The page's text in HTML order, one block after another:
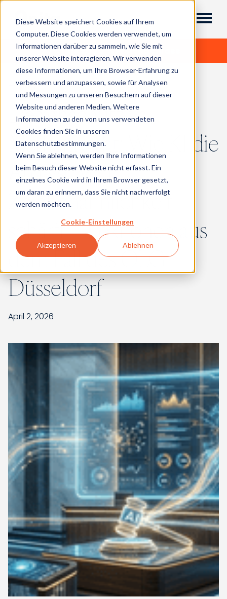
Diese Website speichert Cookies auf Ihrem
Computer. Diese Cookies werden verwendet, um
Informationen darüber zu sammeln, wie Sie mit
unserer Website interagieren. Wir verwenden
diese Informationen, um Ihre Browser-Erfahrung zu
verbessern und anzupassen, sowie für Analysen
und Messungen zu unseren Besuchern auf dieser
Website und anderen Medien. Weitere
Informationen zu den von uns verwendeten
Cookies finden Sie in unseren
Datenschutzbestimmungen.
Wenn Sie ablehnen, werden Ihre Informationen
beim Besuch dieser Website nicht erfasst. Ein
einzelnes Cookie wird in Ihrem Browser gesetzt,
um daran zu erinnern, dass Sie nicht nachverfolgt
werden möchten.
Cookie-Einstellungen
Akzeptieren Ablehnen
Bis zu 20 % Preisnachlass
Blog
Designschutz vs.
Markenrecht: Wie KI die
Analyse von
Zeichenähnlichkeit
schärft – Lektionen aus
dem Fall des OLG
Düsseldorf
April 2, 2026